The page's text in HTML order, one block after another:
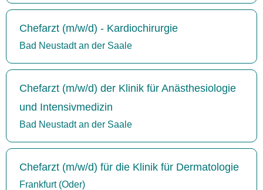
Chefarzt (m/w/d) - Kardiochirurgie
Bad Neustadt an der Saale
Chefarzt (m/w/d) der Klinik für Anästhesiologie
und Intensivmedizin
Bad Neustadt an der Saale
Chefarzt (m/w/d) für die Klinik für Dermatologie
Frankfurt (Oder)